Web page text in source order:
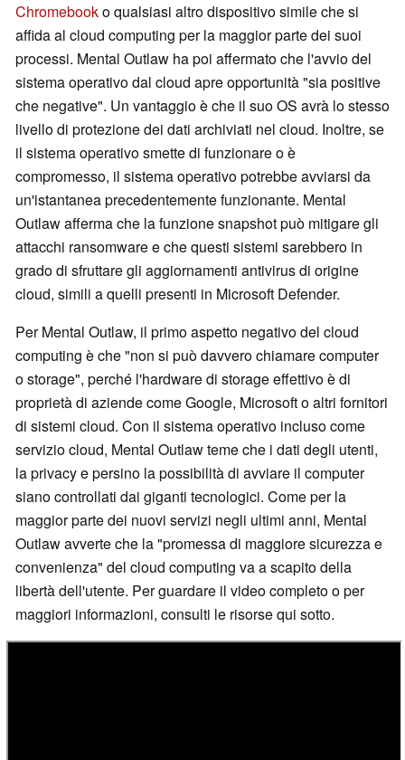
Chromebooko qualsiasi altro dispositivo simile che si
affida al cloud computing per la maggior parte dei suoi
processi. Mental Outlaw ha poi affermato che l'avvio del
sistema operativo dal cloud apre opportunità "sia positive
che negative". Un vantaggio è che il suo OS avrà lo stesso
livello di protezione dei dati archiviati nel cloud. Inoltre, se
il sistema operativo smette di funzionare o è
compromesso, il sistema operativo potrebbe avviarsi da
un'istantanea precedentemente funzionante. Mental
Outlaw afferma che la funzione snapshot può mitigare gli
attacchi ransomware e che questi sistemi sarebbero in
grado di sfruttare gli aggiornamenti antivirus di origine
cloud, simili a quelli presenti in Microsoft Defender.
Per Mental Outlaw, il primo aspetto negativo del cloud
computing è che "non si può davvero chiamare computer
o storage", perché l'hardware di storage effettivo è di
proprietà di aziende come Google, Microsoft o altri fornitori
di sistemi cloud. Con il sistema operativo incluso come
servizio cloud, Mental Outlaw teme che i dati degli utenti,
la privacy e persino la possibilità di avviare il computer
siano controllati dai giganti tecnologici. Come per la
maggior parte dei nuovi servizi negli ultimi anni, Mental
Outlaw avverte che la "promessa di maggiore sicurezza e
convenienza" del cloud computing va a scapito della
libertà dell'utente. Per guardare il video completo o per
maggiori informazioni, consulti le risorse qui sotto.